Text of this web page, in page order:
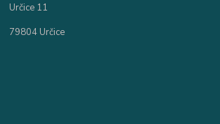
Určice 11
79804 Určice